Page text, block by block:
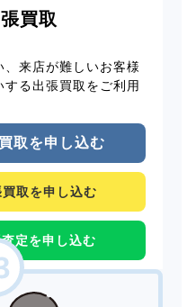
買取
来店が難しいお客様
る出張買取をご利用
取を申し込む
取を申し込む
定を申し込む